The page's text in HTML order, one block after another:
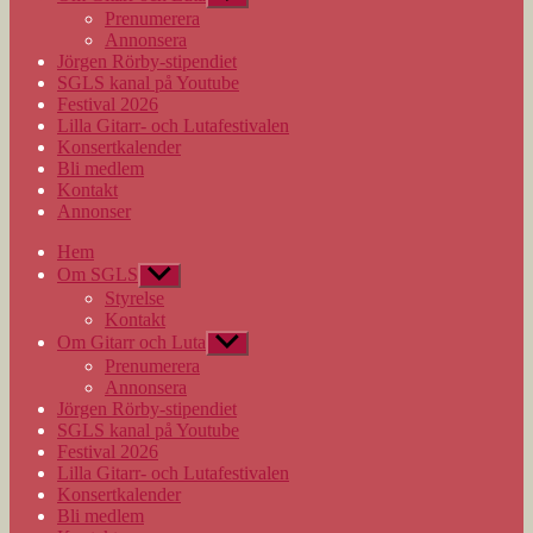
undermeny
Prenumerera
Annonsera
Jörgen Rörby-stipendiet
SGLS kanal på Youtube
Festival 2026
Lilla Gitarr- och Lutafestivalen
Konsertkalender
Bli medlem
Kontakt
Annonser
Hem
Om SGLS Visa
undermeny
Styrelse
Kontakt
Om Gitarr och Luta Visa
undermeny
Prenumerera
Annonsera
Jörgen Rörby-stipendiet
SGLS kanal på Youtube
Festival 2026
Lilla Gitarr- och Lutafestivalen
Konsertkalender
Bli medlem